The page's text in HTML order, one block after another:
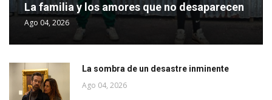
La familia y los amores que no desaparecen
Ago 04, 2026
La sombra de un desastre inminente
Ago 04, 2026